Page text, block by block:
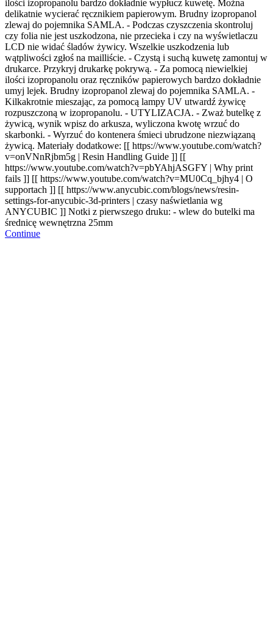
ilości izopropanolu bardzo dokładnie wypłucz kuwetę. Można
delikatnie wycierać ręcznikiem papierowym. Brudny izopropanol
zlewaj do pojemnika SAMLA. - Podczas czyszczenia skontroluj
czy folia nie jest uszkodzona, nie przecieka i czy na wyświetlaczu
LCD nie widać śladów żywicy. Wszelkie uszkodzenia lub
wątpliwości zgłoś na mailliście. - Czystą i suchą kuwetę zamontuj w
drukarce. Przykryj drukarkę pokrywą. - Za pomocą niewielkiej
ilości izopropanolu oraz ręczników papierowych bardzo dokładnie
umyj lejek. Brudny izopropanol zlewaj do pojemnika SAMLA. -
Kilkakrotnie mieszając, za pomocą lampy UV utwardź żywicę
rozpuszczoną w izopropanolu. - UTYLIZACJA. - Zważ butelkę z
żywicą, wynik wpisz do arkusza, wyliczona kwotę wrzuć do
skarbonki. - Wyrzuć do kontenera śmieci ubrudzone niezwiązaną
żywicą. Materiały dodatkowe: [[ https://www.youtube.com/watch?
v=onVNnRjbm5g | Resin Handling Guide ]] [[
https://www.youtube.com/watch?v=pbYAhjASGFY | Why print
fails ]] [[ https://www.youtube.com/watch?v=MU0Cq_bjhy4 | O
supportach ]] [[ https://www.anycubic.com/blogs/news/resin-
settings-for-anycubic-3d-printers | czasy naświetlania wg
ANYCUBIC ]] Notki z pierwszego druku: - wlew do butelki ma
średnicę wewnętrzna 25mm
Continue